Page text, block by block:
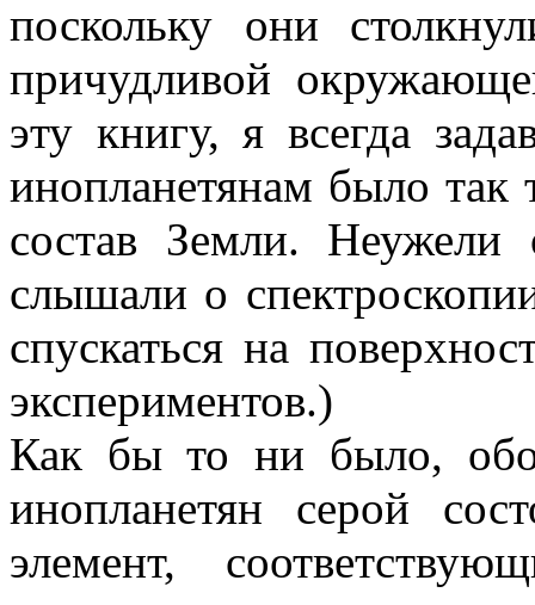
поскольку они
причудливой
эту книгу, я всегда
инопланетянам было так
состав Земли. Неужели
слышали о
спускаться на
экспериментов.)
Как бы то ни было,
инопланетян серой
элемент,